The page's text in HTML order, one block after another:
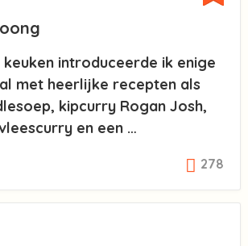
introduceerde ik enige
met heerlijke recepten als
kipcurry Rogan Josh,
en een …
278